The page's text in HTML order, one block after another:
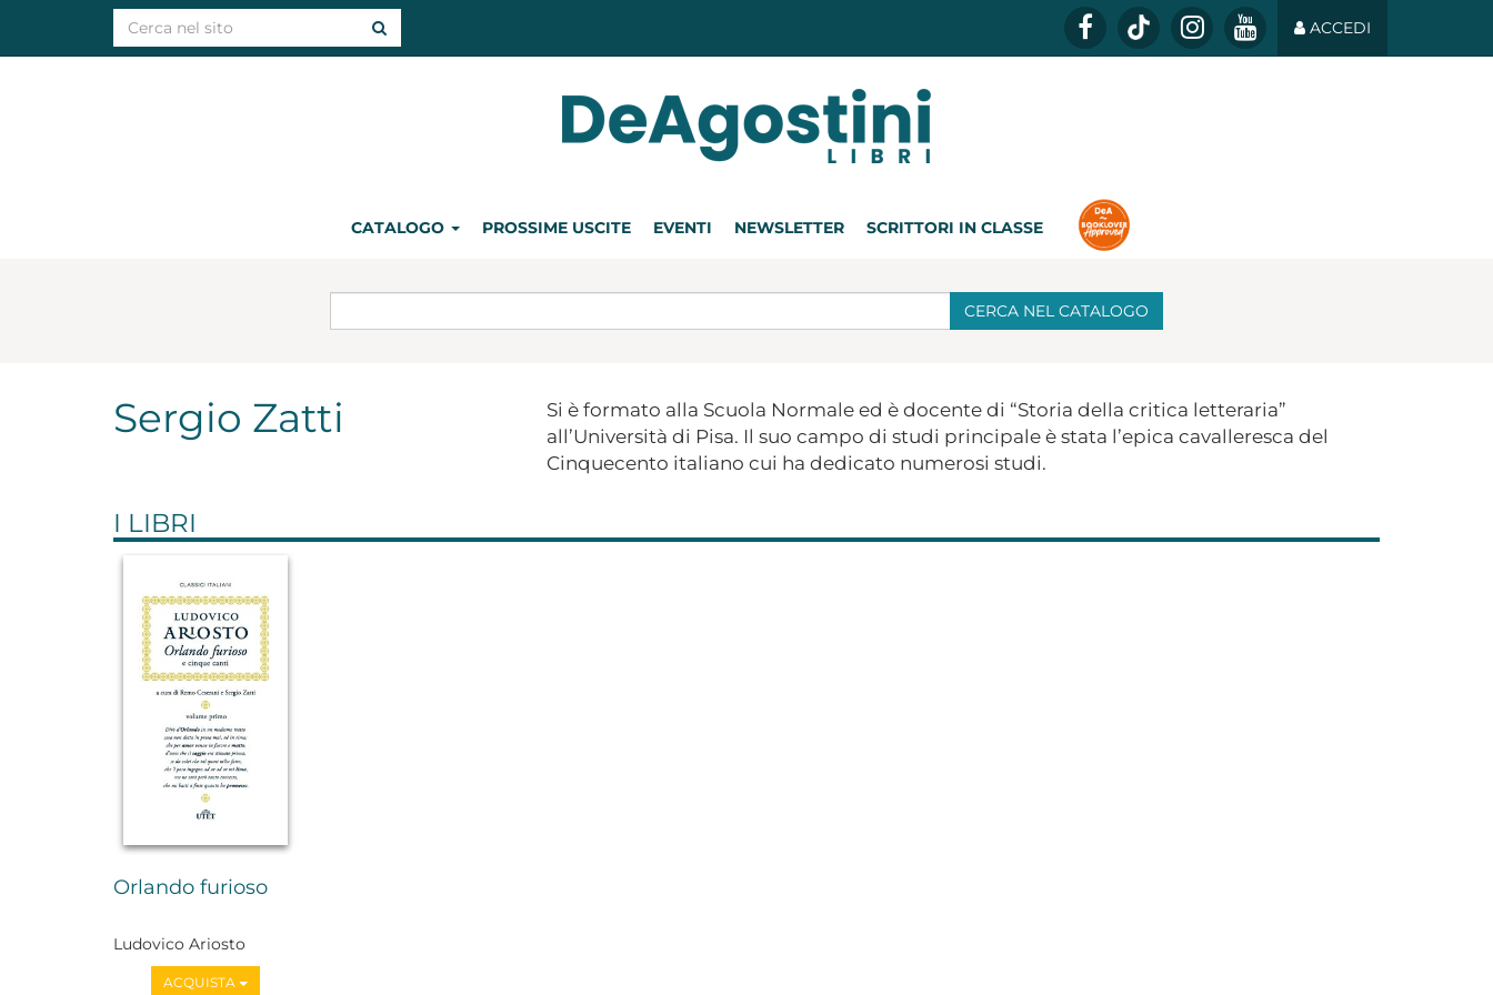
ACCEDI
CATALOGO PROSSIME USCITE EVENTI NEWSLETTER SCRITTORI IN CLASSE
CERCA NEL CATALOGO
Sergio Zatti
Si è formato alla Scuola Normale ed è docente di “Storia della critica letteraria”
all’Università di Pisa. Il suo campo di studi principale è stata l’epica cavalleresca del
Cinquecento italiano cui ha dedicato numerosi studi.
I LIBRI
Orlando furioso
Ludovico Ariosto
ACQUISTA